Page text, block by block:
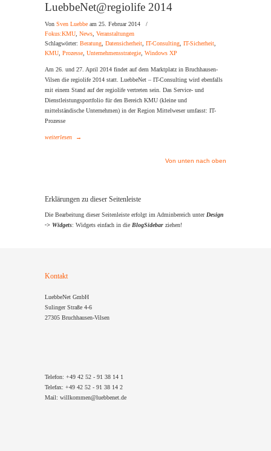
LuebbeNet@regiolife 2014
Von Sven Luebbe am 25. Februar 2014
/
Fokus:KMU, News, Veranstaltungen
Schlagwörter: Beratung, Datensicherheit, IT-Consulting, IT-Sicherheit,
KMU, Prozesse, Unternehmensstrategie, Windows XP
Am 26. und 27. April 2014 findet auf dem Marktplatz in Bruchhausen-
Vilsen die regiolife 2014 statt. LuebbeNet – IT-Consulting wird ebenfalls
mit einem Stand auf der regiolife vertreten sein. Das Service- und
Dienstleistungsportfolio für den Bereich KMU (kleine und
mittelständische Unternehmen) in der Region Mittelweser umfasst: IT-
Prozesse
weiterlesen →
Von unten nach oben
Erklärungen zu dieser Seitenleiste
Die Bearbeitung dieser Seitenleiste erfolgt im Adminbereich unter Design
-> Widgets: Widgets einfach in die BlogSidebar ziehen!
Kontakt
LuebbeNet GmbH
Sulinger Straße 4-6
27305 Bruchhausen-Vilsen
Telefon: +49 42 52 - 91 38 14 1
Telefax: +49 42 52 - 91 38 14 2
Mail: willkommen@luebbenet.de